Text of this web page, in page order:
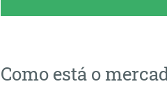
Como está o